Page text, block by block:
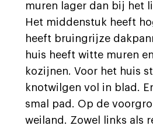
muren lager dan bij het
Het middenstuk heeft
heeft bruingrijze
huis heeft witte muren
kozijnen. Voor het huis
knotwilgen vol in blad.
smal pad. Op de
weiland. Zowel links als